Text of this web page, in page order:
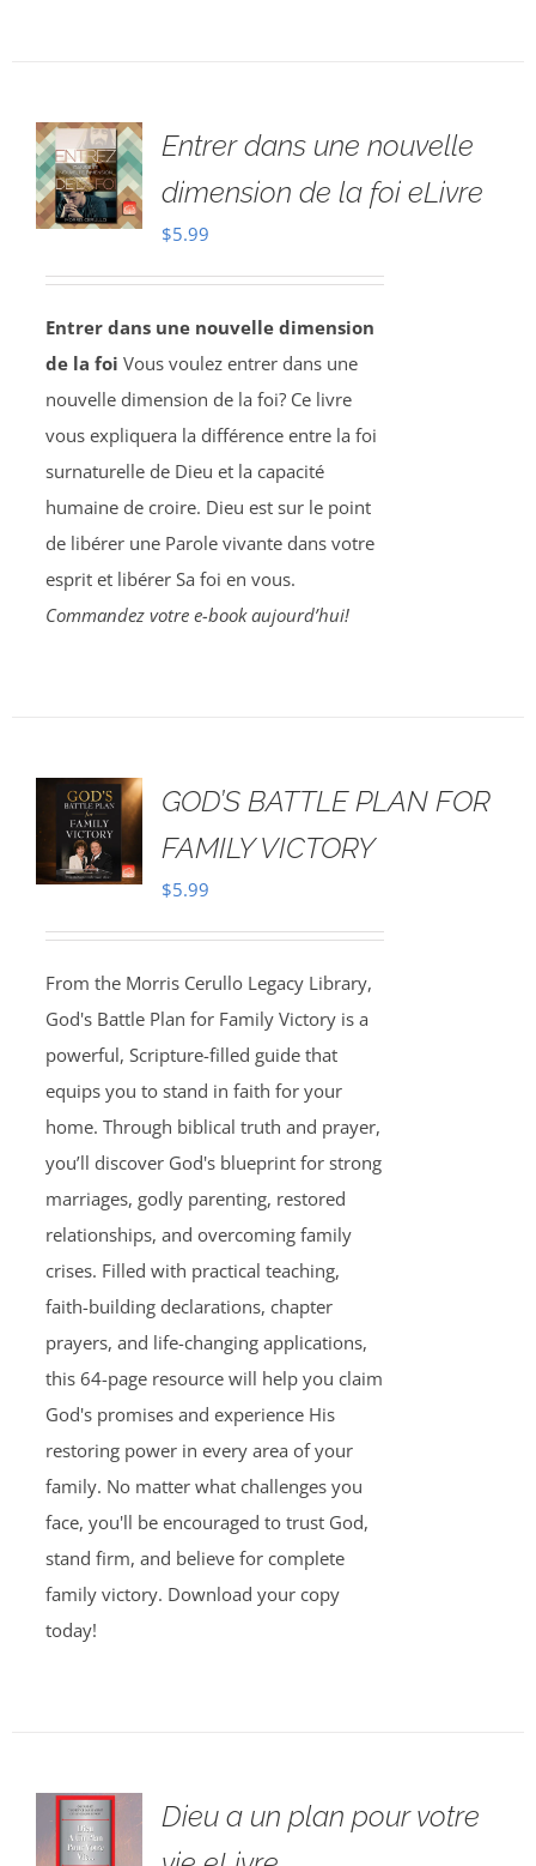
Entrer dans une nouvelle
dimension de la foi eLivre
$5.99
Entrer dans une nouvelle dimension
de la foi Vous voulez entrer dans une
nouvelle dimension de la foi? Ce livre
vous expliquera la différence entre la foi
surnaturelle de Dieu et la capacité
humaine de croire. Dieu est sur le point
de libérer une Parole vivante dans votre
esprit et libérer Sa foi en vous.
Commandez votre e-book aujourd’hui!
GOD’S BATTLE PLAN FOR
FAMILY VICTORY
$5.99
From the Morris Cerullo Legacy Library,
God's Battle Plan for Family Victory is a
powerful, Scripture-filled guide that
equips you to stand in faith for your
home. Through biblical truth and prayer,
you’ll discover God's blueprint for strong
marriages, godly parenting, restored
relationships, and overcoming family
crises. Filled with practical teaching,
faith-building declarations, chapter
prayers, and life-changing applications,
this 64-page resource will help you claim
God's promises and experience His
restoring power in every area of your
family. No matter what challenges you
face, you'll be encouraged to trust God,
stand firm, and believe for complete
family victory. Download your copy
today!
Dieu a un plan pour votre